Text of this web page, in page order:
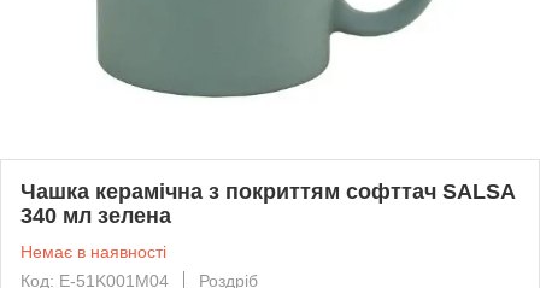
Чашка керамічна з покриттям софттач SALSA
340 мл зелена
Немає в наявності
Код: Е-51K001M04
Роздріб